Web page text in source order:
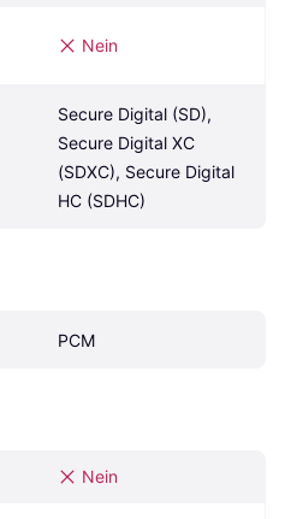
Nein
Secure Digital (SD),
Secure Digital XC
(SDXC), Secure Digital
HC (SDHC)
PCM
Nein